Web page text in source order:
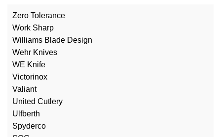
Zero Tolerance
Work Sharp
Williams Blade Design
Wehr Knives
WE Knife
Victorinox
Valiant
United Cutlery
Ulfberth
Spyderco